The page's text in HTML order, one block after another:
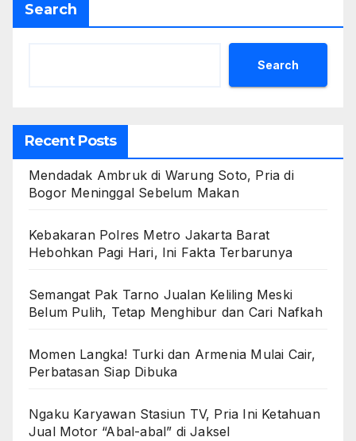
Search
Search
Recent Posts
Mendadak Ambruk di Warung Soto, Pria di
Bogor Meninggal Sebelum Makan
Kebakaran Polres Metro Jakarta Barat
Hebohkan Pagi Hari, Ini Fakta Terbarunya
Semangat Pak Tarno Jualan Keliling Meski
Belum Pulih, Tetap Menghibur dan Cari Nafkah
Momen Langka! Turki dan Armenia Mulai Cair,
Perbatasan Siap Dibuka
Ngaku Karyawan Stasiun TV, Pria Ini Ketahuan
Jual Motor “Abal-abal” di Jaksel